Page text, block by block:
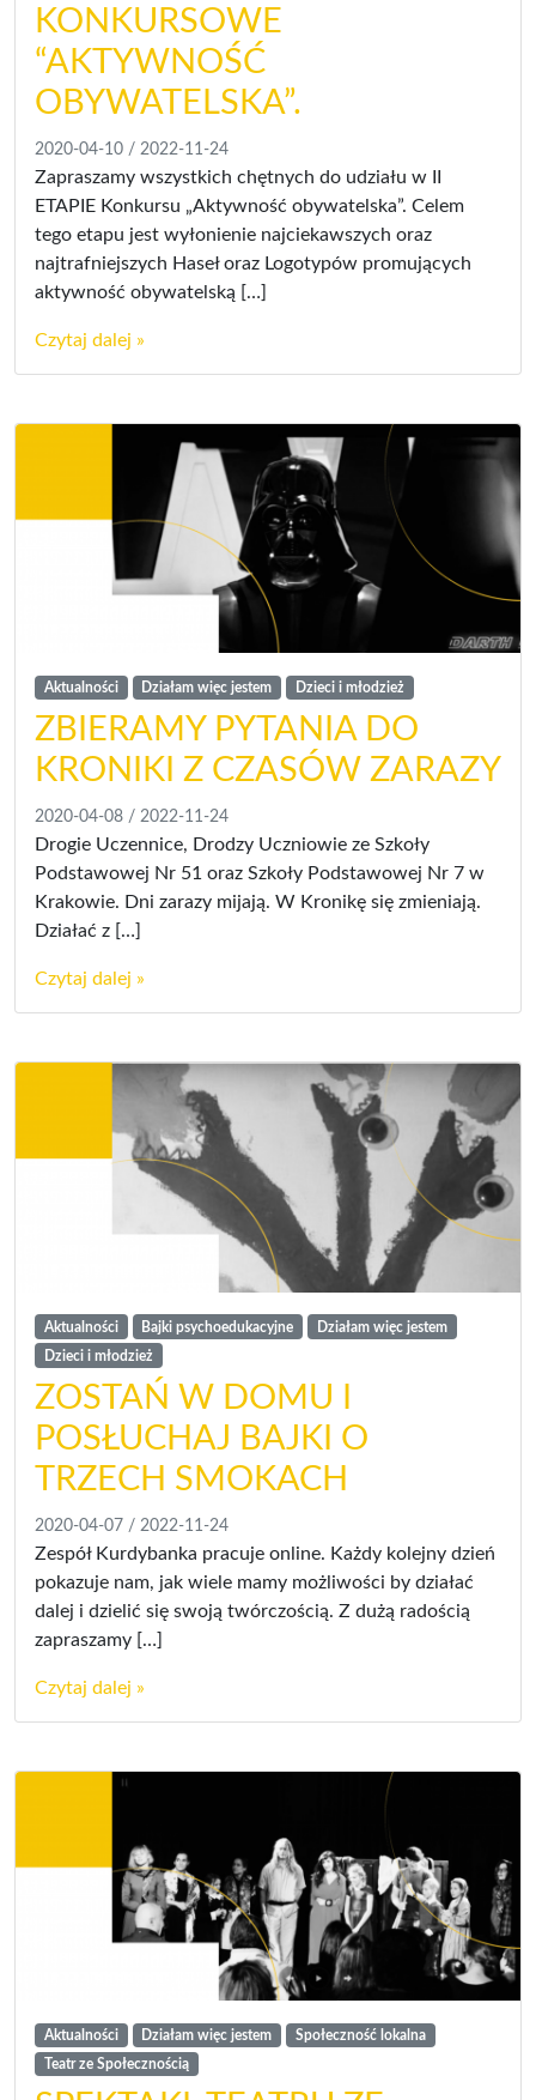
KONKURSOWE
“AKTYWNOŚĆ
OBYWATELSKA”.
2020-04-10 / 2022-11-24
Zapraszamy wszystkich chętnych do udziału w II
ETAPIE Konkursu „Aktywność obywatelska”. Celem
tego etapu jest wyłonienie najciekawszych oraz
najtrafniejszych Haseł oraz Logotypów promujących
aktywność obywatelską […]
Czytaj dalej »
Aktualności Działam więc jestem Dzieci i młodzież
ZBIERAMY PYTANIA DO
KRONIKI Z CZASÓW ZARAZY
2020-04-08 / 2022-11-24
Drogie Uczennice, Drodzy Uczniowie ze Szkoły
Podstawowej Nr 51 oraz Szkoły Podstawowej Nr 7 w
Krakowie. Dni zarazy mijają. W Kronikę się zmieniają.
Działać z […]
Czytaj dalej »
Aktualności Bajki psychoedukacyjne
Działam więc jestem
Dzieci i młodzież
ZOSTAŃ W DOMU I
POSŁUCHAJ BAJKI O
TRZECH SMOKACH
2020-04-07 / 2022-11-24
Zespół Kurdybanka pracuje online. Każdy kolejny dzień
pokazuje nam, jak wiele mamy możliwości by działać
dalej i dzielić się swoją twórczością. Z dużą radością
zapraszamy […]
Czytaj dalej »
Aktualności Działam więc jestem
Społeczność lokalna
Teatr ze Społecznością